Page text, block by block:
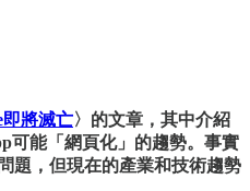
即將滅亡〉的文章，其中介紹
可能「網頁化」的趨勢。事實
題，但現在的產業和技術趨勢